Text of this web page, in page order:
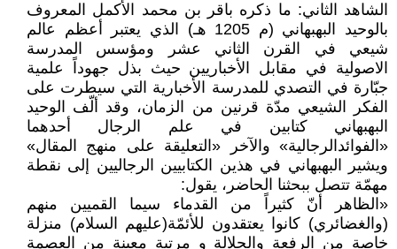
الشاهد الثاني: ما ذكره باقر بن محمد الأكمل المعروف
بالوحيد البهبهاني (م 1205 هـ) الذي يعتبر أعظم عالم
شيعي في القرن الثاني عشر ومؤسس المدرسة
الاصولية في مقابل الأخباريين حيث بذل جهوداً علمية
جبّارة في التصدي للمدرسة الأخبارية التي سيطرت على
الفكر الشيعي مدّة قرنين من الزمان، وقد ألّف الوحيد
البهبهاني كتابين في علم الرجال أحدهما
«الفوائدالرجالية» والآخر «التعليقة على منهج المقال»
ويشير البهبهاني في هذين الكتابيين الرجاليين إلى نقطة
مهمّة تتصل ببحثنا الحاضر، يقول:
«الظاهر أنّ كثيراً من القدماء سيما القميين منهم
(والغضائري) كانوا يعتقدون للأئمّة(عليهم السلام) منزلة
خاصة من الرفعة والجلالة و مرتبة معينة من العصمة